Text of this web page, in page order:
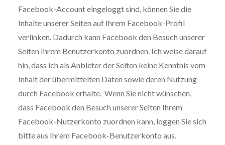
Facebook-Account eingeloggt sind, können Sie die
Inhalte unserer Seiten auf Ihrem Facebook-Profil
verlinken. Dadurch kann Facebook den Besuch unserer
Seiten Ihrem Benutzerkonto zuordnen. Ich weise darauf
hin, dass ich als Anbieter der Seiten keine Kenntnis vom
Inhalt der übermittelten Daten sowie deren Nutzung
durch Facebook erhalte. Wenn Sie nicht wünschen,
dass Facebook den Besuch unserer Seiten Ihrem
Facebook-Nutzerkonto zuordnen kann, loggen Sie sich
bitte aus Ihrem Facebook-Benutzerkonto aus.